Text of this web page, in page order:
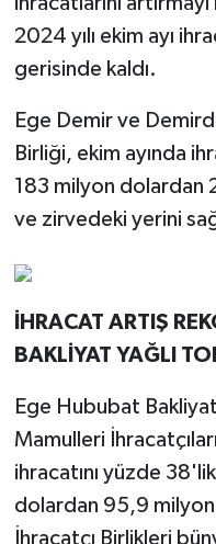
2024 yılı ekim ayı
gerisinde kaldı.
Ege Demir ve
Birliği, ekim ayında
183 milyon dolardan
ve zirvedeki yerini
İHRACAT ARTIŞ
BAKLİYAT YAĞLI
Ege Hububat
Mamulleri
ihracatını yüzde
dolardan 95,9
İhracatçı Birlikleri